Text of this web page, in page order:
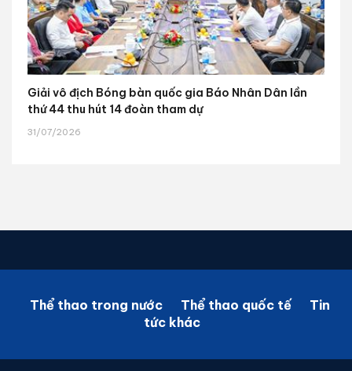
Giải vô địch Bóng bàn quốc gia Báo Nhân Dân lần
thứ 44 thu hút 14 đoàn tham dự
31/07/2026
Thể thao trong nước Thể thao quốc tế
Tin
tức khác